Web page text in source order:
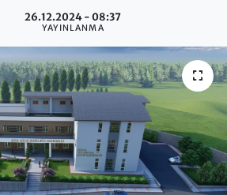
26.12.2024 - 08:37
YAYINLANMA